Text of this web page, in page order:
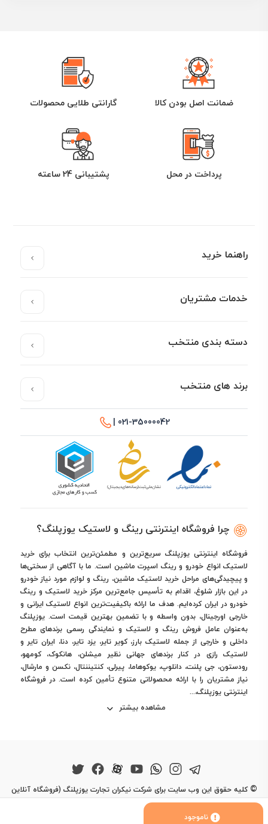
ناموجود
ضمانت اصل بودن کالا گارانتی طلایی محصولات
پرداخت در محل پشتیبانی 24 ساعته
راهنما خرید
خدمات مشتریان
دسته بندی منتخب
برند های منتخب
021-35000042 |
چرا فروشگاه اینترنتی رینگ و لاستیک یوزپلنگ؟
فروشگاه اینترنتی یوزپلنگ سریع‌ترین و مطمئن‌ترین انتخاب برای خرید
لاستیک انواع خودرو و رینگ اسپرت ماشین است. ما با آگاهی از سختی‌ها
و پیچیدگی‌های مراحل خرید لاستیک ماشین، رینگ و لوازم مورد نیاز خودرو
در این بازار شلوغ، اقدام به تأسیس جامع‌ترین مرکز خرید لاستیک و رینگ
خودرو در ایران کرده‌ایم. هدف ما ارائه باکیفیت‌ترین انواع لاستیک ایرانی و
خارجی اورجینال، بدون واسطه و با تضمین بهترین قیمت است. یوزپلنگ
به‌عنوان عامل فروش رینگ و لاستیک و نمایندگی رسمی برندهای مطرح
داخلی و خارجی از جمله لاستیک بارز، کویر تایر، یزد تایر، دنا، ایران تایر و
لاستیک رازی در کنار برندهای جهانی نظیر میشلن، هانکوک، کومهو،
رودستون، جی پلنت، دانلوپ، یوکوهاما، پیرلی، کنتیننتال، نکسن و مارشال،
نیاز مشتریان را با ارائه محصولاتی متنوع تأمین کرده است. در فروشگاه
اینترنتی یوزپلنگ،...
مشاهده بیشتر
©کلیه حقوق این وب سایت برای شرکت نیکران تجارت یوزپلنگ (فروشگاه آنلاین
یوزپلنگ) محفوظ است.